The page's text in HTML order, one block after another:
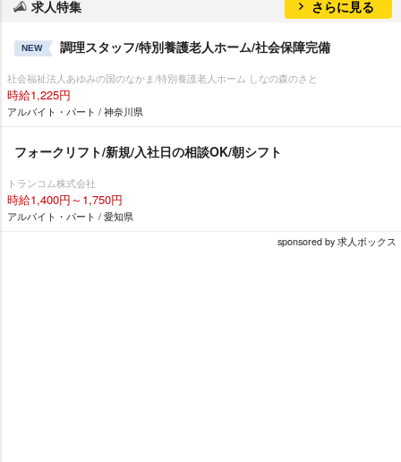
求人特集 さらに見る
NEW 調理スタッフ/特別養護老人ホーム/社会保障完備
社会福祉法人あゆみの国のなかま/特別養護老人ホーム しなの森のさと
時給1,225円
アルバイト・パート / 神奈川県
フォークリフト/新規/入社日の相談OK/朝シフト
トランコム株式会社
時給1,400円～1,750円
アルバイト・パート / 愛知県
sponsored by 求人ボックス